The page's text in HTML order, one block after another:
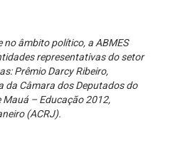
âmbito político, a ABMES
representativas do setor
Prêmio Darcy Ribeiro,
da Câmara dos Deputados do
Mauá – Educação 2012,
(ACRJ).